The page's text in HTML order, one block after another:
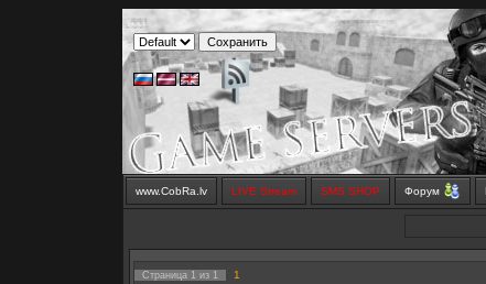
www.CobRa.lv LIVE Stream SMS SHOP Форум
Страница 1 из 1 1